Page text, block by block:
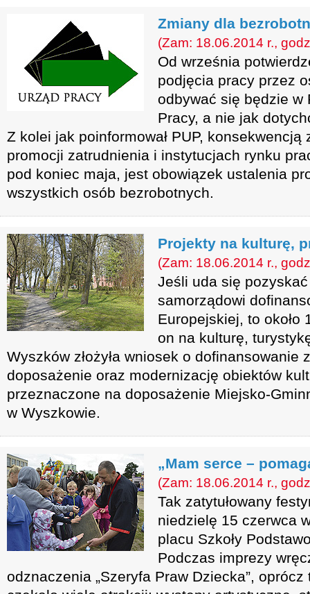
Zmiany dla
(Zam: 18.06.2014 r.,
Od września
podjęcia pracy przez
odbywać się będzie w
Pracy, a nie jak
Z kolei jak poinformował PUP, konsekwencją
promocji zatrudnienia i instytucjach rynku
pod koniec maja, jest obowiązek ustalenia
wszystkich osób bezrobotnych.
Projekty na kulturę,
(Zam: 18.06.2014 r.,
Jeśli uda się
samorządowi
Europejskiej, to około
on na kulturę,
Wyszków złożyła wniosek o dofinansowanie
doposażenie oraz modernizację obiektów
przeznaczone na doposażenie Miejsko-
w Wyszkowie.
„Mam serce –
(Zam: 18.06.2014 r.,
Tak zatytułowany
niedzielę 15 czerwca
placu Szkoły
Podczas imprezy
odznaczenia „Szeryfa Praw Dziecka”, oprócz